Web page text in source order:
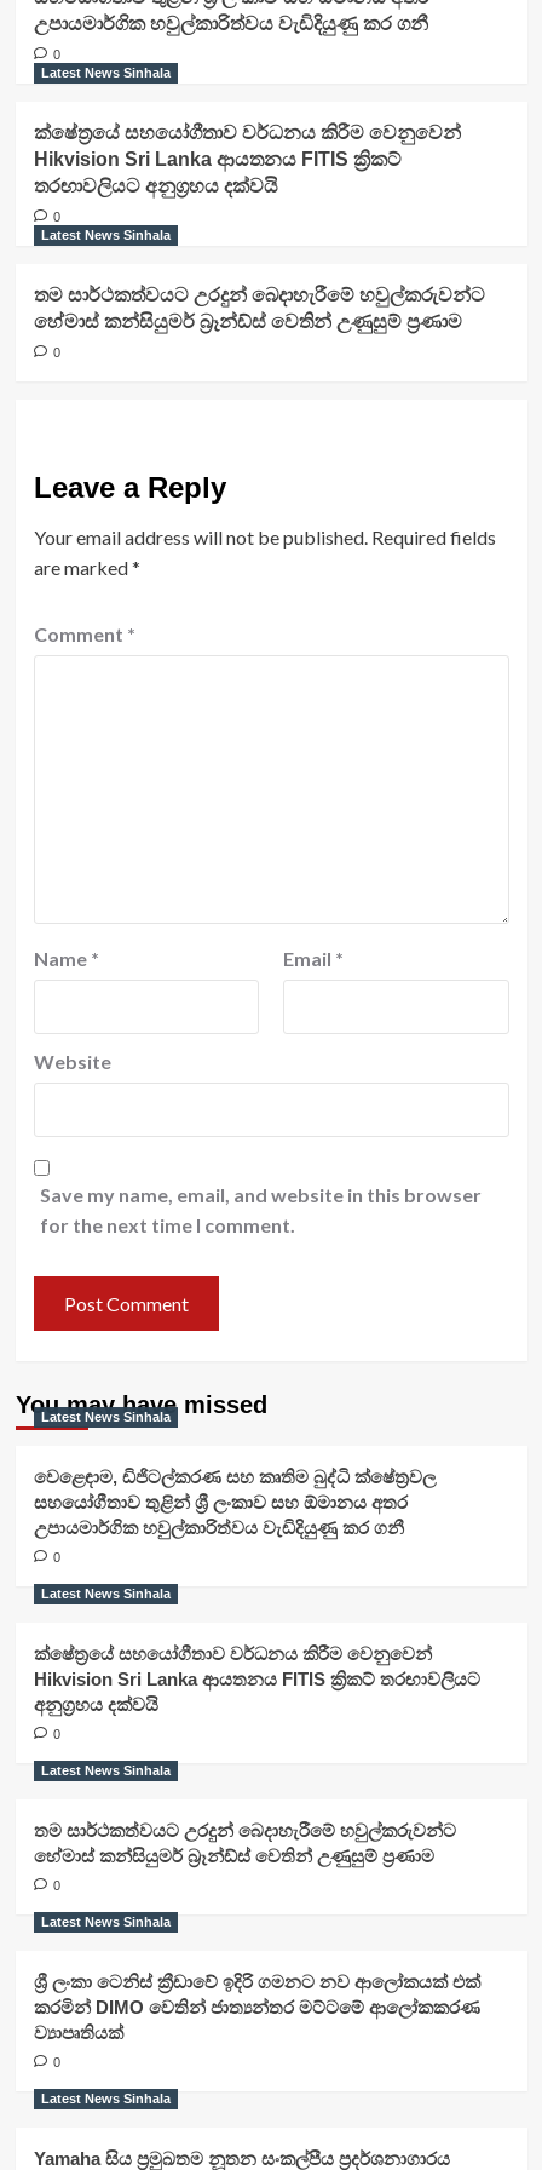
උපායමාර්ගික හවුල්කාරිත්වය වැඩිදියුණු කර ගනී
0
Latest News Sinhala
ක්ෂේත්‍රයේ සහයෝගීතාව වර්ධනය කිරීම වෙනුවෙන්
Hikvision Sri Lanka ආයතනය FITIS ක්‍රිකට්
තරඟාවලියට අනුග්‍රහය දක්වයි
0
Latest News Sinhala
තම සාර්ථකත්වයට උරදුන් බෙදාහැරීමේ හවුල්කරුවන්ට
හේමාස් කන්සියුමර් බ්‍රෑන්ඩ්ස් වෙතින් උණුසුම් ප්‍රණාම
0
Leave a Reply
Your email address will not be published. Required fields
are marked*
Comment *
Name * Email *
Website
Save my name, email, and website in this browser
for the next time I comment.
You may have missed
Latest News Sinhala
වෙළෙඳාම, ඩිජිටල්කරණ සහ කෘතිම බුද්ධි ක්ෂේත්‍රවල
සහයෝගීතාව තුළින් ශ්‍රී ලංකාව සහ ඕමානය අතර
උපායමාර්ගික හවුල්කාරිත්වය වැඩිදියුණු කර ගනී
0
Latest News Sinhala
ක්ෂේත්‍රයේ සහයෝගීතාව වර්ධනය කිරීම වෙනුවෙන්
Hikvision Sri Lanka ආයතනය FITIS ක්‍රිකට් තරඟාවලියට
අනුග්‍රහය දක්වයි
0
Latest News Sinhala
තම සාර්ථකත්වයට උරදුන් බෙදාහැරීමේ හවුල්කරුවන්ට
හේමාස් කන්සියුමර් බ්‍රෑන්ඩ්ස් වෙතින් උණුසුම් ප්‍රණාම
0
Latest News Sinhala
ශ්‍රී ලංකා ටෙනිස් ක්‍රීඩාවේ ඉදිරි ගමනට නව ආලෝකයක් එක්
කරමින් DIMO වෙතින් ජාත්‍යන්තර මට්ටමේ ආලෝකකරණ
ව්‍යාපෘතියක්
0
Latest News Sinhala
Yamaha සිය ප්‍රමුඛතම නූතන සංකල්පීය ප්‍රදර්ශනාගාරය